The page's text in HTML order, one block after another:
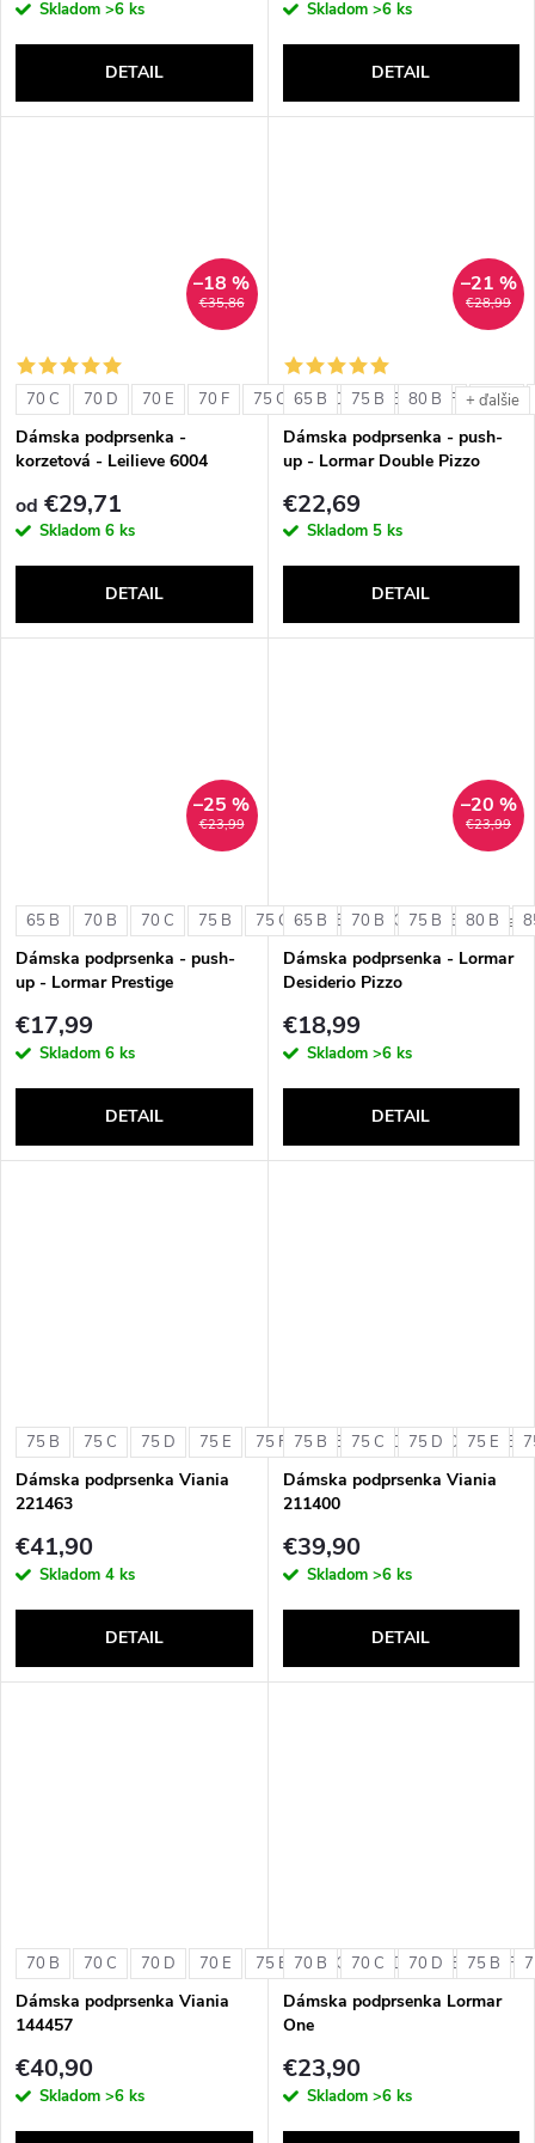
Skladom >6 ks
DETAIL
Skladom >6 ks
DETAIL
€35,86
–18 %
70 C 70 D 70 E 70 F 75 C 75 D 75 E 75 F 80 C
Dámska podprsenka -
korzetová - Leilieve 6004
od €29,71
Skladom 6 ks
DETAIL
€28,99
–21 %
65 B 75 B 80 B + ďalšie
Dámska podprsenka - push-
up - Lormar Double Pizzo
€22,69
Skladom 5 ks
DETAIL
€23,99
–25 %
65 B 70 B 70 C 75 B 75 C 80 B 80 C 85 B +
Dámska podprsenka - push-
up - Lormar Prestige
€17,99
Skladom 6 ks
DETAIL
€23,99
–20 %
65 B 70 B 75 B 80 B
Dámska podprsenka - Lormar
Desiderio Pizzo
€18,99
Skladom >6 ks
DETAIL
75 B 75 C 75 D 75 E 75 F 80 B 80 C 80 D 80 E
Dámska podprsenka Viania
221463
€41,90
Skladom 4 ks
DETAIL
75 B 75 C 75 D 75 E
Dámska podprsenka Viania
211400
€39,90
Skladom >6 ks
DETAIL
70 B 70 C 70 D 70 E 75 B 75 C 75 D 75 E 75 F
Dámska podprsenka Viania
144457
€40,90
Skladom >6 ks
70 B 70 C 70 D 75 B
Dámska podprsenka Lormar
One
€23,90
Skladom >6 ks